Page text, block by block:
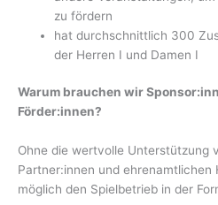
zu fördern
hat durchschnittlich 300
der Herren I und Damen I
Warum brauchen wir
Förder:innen?
Ohne die wertvolle Unterstützung
Partner:innen und
möglich den Spielbetrieb in der